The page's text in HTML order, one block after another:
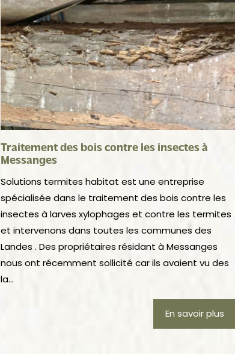
Traitement des bois contre les insectes à
Messanges
Solutions termites habitat est une entreprise
spécialisée dans le traitement des bois contre les
insectes à larves xylophages et contre les termites
et intervenons dans toutes les communes des
Landes . Des propriétaires résidant à Messanges
nous ont récemment sollicité car ils avaient vu des
la...
En savoir plus